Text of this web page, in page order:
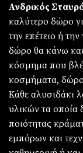
Ανδρικός
καλύτερο δώρο
την επέτειο ή
δώρο θα κάνω
κόσμημα που
κοσμήματα, δώρο
Κάθε αλυσιδάκι
υλικών τα οποία
ποιότητας
εμπόρων και